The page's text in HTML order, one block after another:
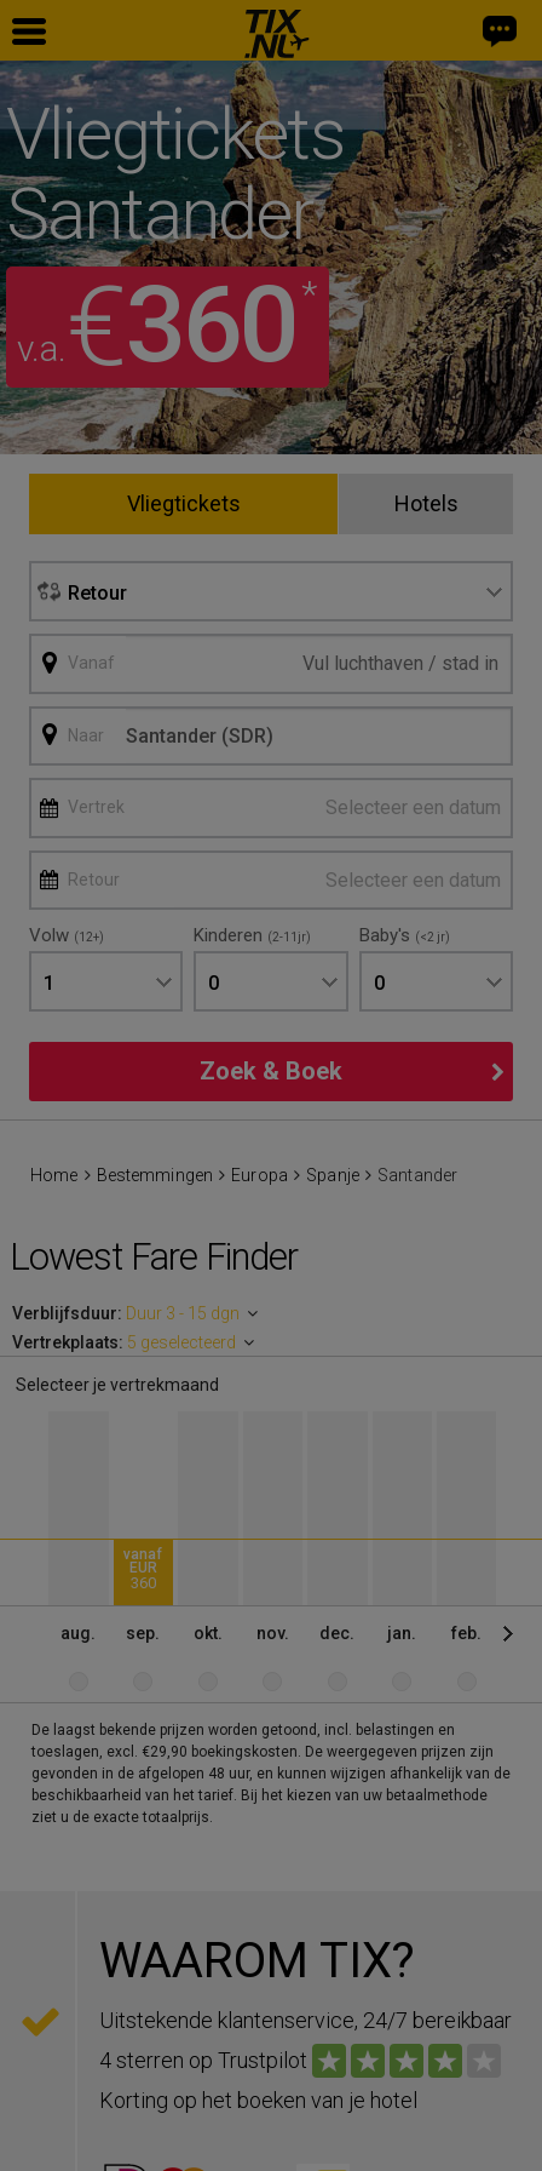
Vliegtickets
Santander
v.a.€360 *
Vliegtickets Hotels
Retour
Vanaf
Naar
Vertrek Selecteer een datum
Retour Selecteer een datum
Volw (12+)
1
Kinderen (2-11jr)
0
Baby's (<2 jr)
0
Zoek & Boek
Home Bestemmingen Europa Spanje Santander
Lowest Fare Finder
Verblijfsduur: Duur 3 - 15 dgn
Vertrekplaats: 5 geselecteerd
Selecteer je vertrekmaand
aug.
vanaf
EUR
360
sep. okt. nov. dec. jan. feb.
De laagst bekende prijzen worden getoond, incl. belastingen en
toeslagen, excl. €29,90 boekingskosten. De weergegeven prijzen zijn
gevonden in de afgelopen 48 uur, en kunnen wijzigen afhankelijk van de
beschikbaarheid van het tarief. Bij het kiezen van uw betaalmethode
ziet u de exacte totaalprijs.
WAAROM TIX?
Uitstekende klantenservice, 24/7 bereikbaar
4 sterren op Trustpilot
Korting op het boeken van je hotel